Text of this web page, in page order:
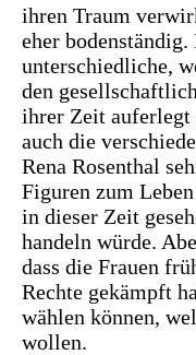
ihren Traum
eher
unterschiedliche,
den
ihrer Zeit auferlegt
auch die
Rena Rosenthal
Figuren zum
in dieser Zeit
handeln würde.
dass die Frauen
Rechte gekämpft
wählen können,
wollen.